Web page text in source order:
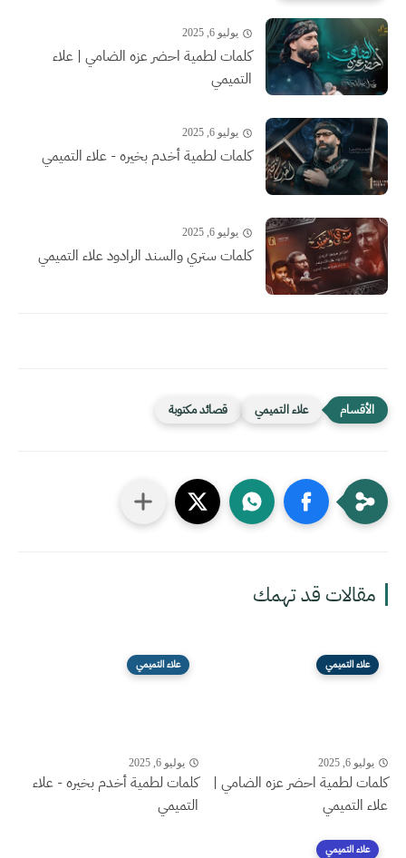
يوليو 6, 2025
كلمات لطمية احضر عزه الضامي | علاء
التميمي
يوليو 6, 2025
كلمات لطمية أخدم بخيره - علاء التميمي
يوليو 6, 2025
كلمات ستري والسند الرادود علاء التميمي
علاء التميمي قصائد مكتوبة
مقالات قد تهمك
علاء التميمي
يوليو 6, 2025
كلمات لطمية احضر عزه الضامي |
علاء التميمي
علاء التميمي
يوليو 6, 2025
كلمات لطمية أخدم بخيره - علاء
التميمي
علاء التميمي